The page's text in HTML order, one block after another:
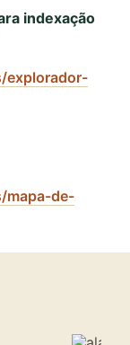
indexação
explorador-
mapa-de-